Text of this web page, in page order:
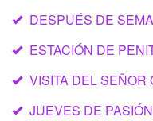
DESPUÉS DE
ESTACIÓN DE
VISITA DEL SEÑOR
JUEVES DE PASIÓN